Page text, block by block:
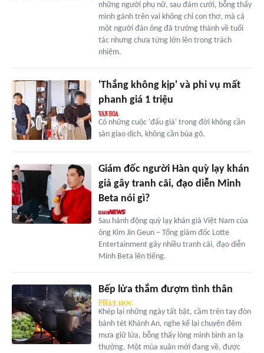
những người phụ nữ, sau đám cưới, bỗng thấy
mình gánh trên vai không chỉ con thơ, mà cả
một người đàn ông đã trưởng thành về tuổi
tác nhưng chưa từng lớn lên trong trách
nhiệm.
'Thắng không kịp' và phi vụ mất
phanh giá 1 triệu
Có những cuộc 'đấu giá' trong đời không cần
sàn giao dịch, không cần búa gõ.
Giám đốc người Hàn quỳ lạy khán
giả gây tranh cãi, đạo diễn Minh
Beta nói gì?
Sau hành động quỳ lạy khán giả Việt Nam của
ông Kim Jin Geun – Tổng giám đốc Lotte
Entertainment gây nhiều tranh cãi, đạo diễn
Minh Beta lên tiếng.
Bếp lửa thắm đượm tình thân
Khép lại những ngày tất bật, cầm trên tay đòn
bánh tét Khánh An, nghe kể lại chuyện đêm
mưa giữ lửa, bỗng thấy lòng mình bình an lạ
thường. Một mùa xuân mới đang về, được